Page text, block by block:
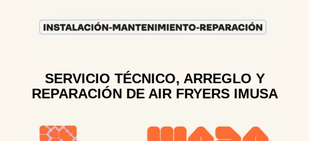
SERVICIO TÉCNICO, ARREGLO Y
REPARACIÓN DE AIR FRYERS IMUSA